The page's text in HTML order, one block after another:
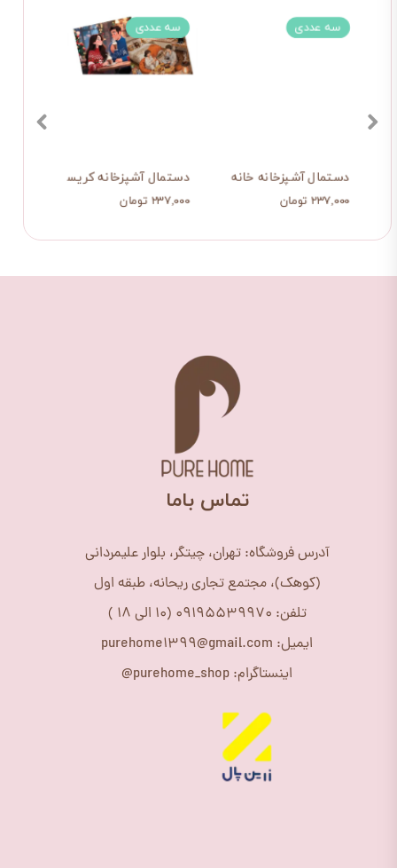
دستمال آشپزخانه کریسمس
۲۳۷,۰۰۰ تومان
سه عددی
دستمال آشپزخانه خانه امن من
۲۳۷,۰۰۰ تومان
سه عددی
دنج و خوش منظره
​تماس باما
آدرس فروشگاه: تهران، چیتگر، بلوار علیمردانی
(کوهک)، مجتمع تجاری ریحانه، طبقه اول
تلفن: 09195539970 (10 الی 18 )
ایمیل: purehome1399@gmail.com
اینستاگرام: purehome_shop@